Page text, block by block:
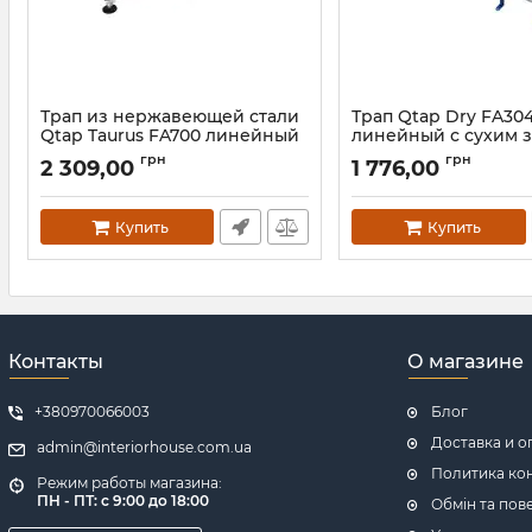
Трап из нержавеющей стали
Qtap Taurus FA700 линейный
с сухим затвором
Артикул:SD00051891
2 309,00 грн
Купить
Трап Qtap Dry
линейный с сухим
Артикул:SD00038747
1 776,00 грн
Купить
Контакты
+380970066003
admin@interiorhouse.com.ua
Режим работы магазина:
ПН - ПТ: с 9:00 до 18:00
О магазине
Блог
Доставка и
Политика
Обмін та